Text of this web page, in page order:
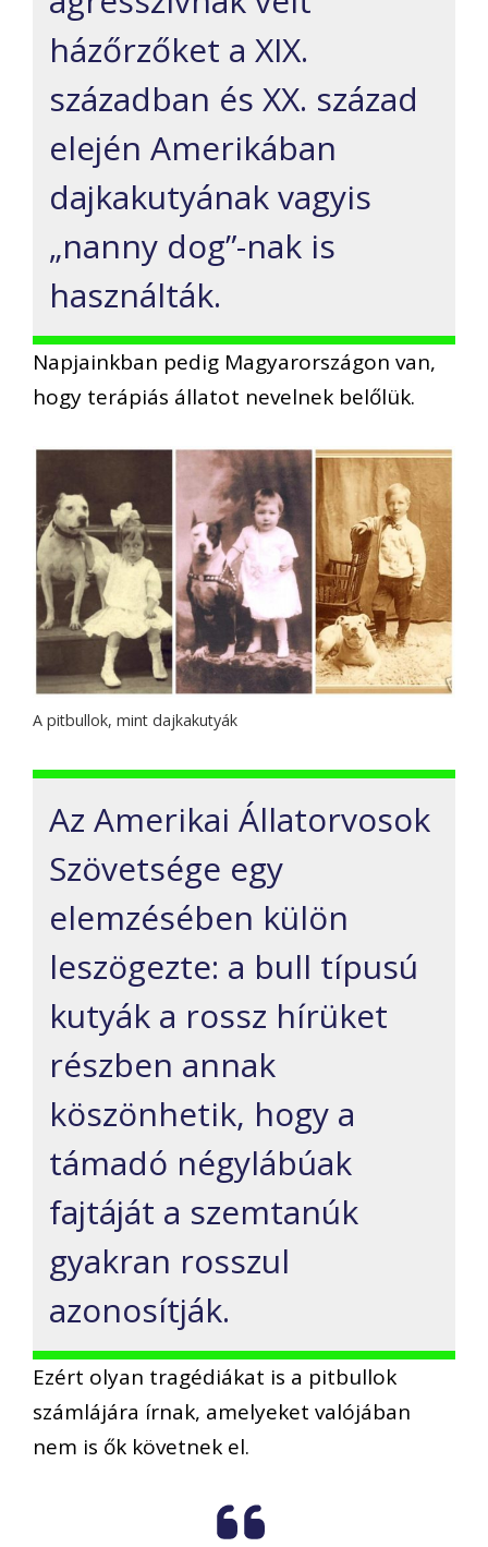
házőrzőket a XIX.
században és XX. század
elején Amerikában
dajkakutyának vagyis
„nanny dog”-nak is
használták.
Napjainkban pedig Magyarországon van,
hogy terápiás állatot nevelnek belőlük.
A pitbullok, mint dajkakutyák
Az Amerikai Állatorvosok
Szövetsége egy
elemzésében külön
leszögezte: a bull típusú
kutyák a rossz hírüket
részben annak
köszönhetik, hogy a
támadó négylábúak
fajtáját a szemtanúk
gyakran rosszul
azonosítják.
Ezért olyan tragédiákat is a pitbullok
számlájára írnak, amelyeket valójában
nem is ők követnek el.